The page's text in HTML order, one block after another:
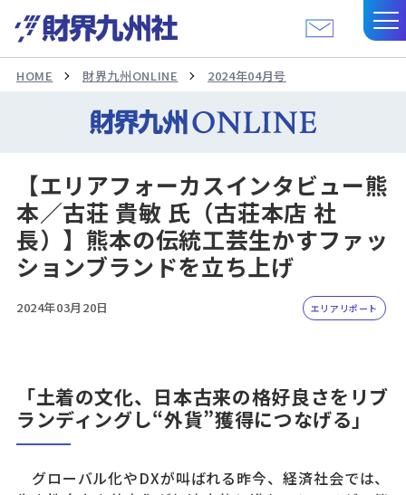
HOME 財界九州ONLINE 2024年04月号
【エリアフォーカスインタビュー熊
本／古荘 貴敏 氏（古荘本店 社
長）】熊本の伝統工芸生かすファッ
ションブランドを立ち上げ
2024年03月20日 エリアリポート
「土着の文化、日本古来の格好良さをリブ
ランディングし“外貨”獲得につなげる」
グローバル化やDXが叫ばれる昨今、経済社会では、